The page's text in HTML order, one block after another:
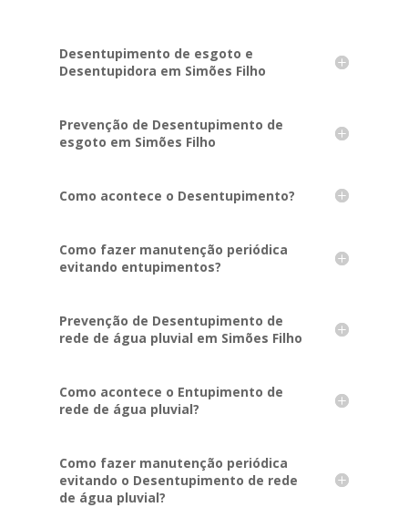
Desentupimento de esgoto e
Desentupidora em Simões Filho
Prevenção de Desentupimento de
esgoto em Simões Filho
Como acontece o Desentupimento?
Como fazer manutenção periódica
evitando entupimentos?
Prevenção de Desentupimento de
rede de água pluvial em Simões Filho
Como acontece o Entupimento de
rede de água pluvial?
Como fazer manutenção periódica
evitando o Desentupimento de rede
de água pluvial?